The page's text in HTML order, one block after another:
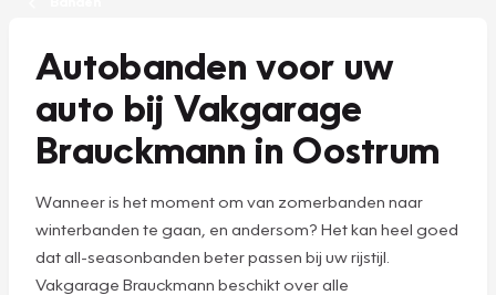
Autobanden voor uw
auto bij Vakgarage
Brauckmann in Oostrum
Wanneer is het moment om van zomerbanden naar
winterbanden te gaan, en andersom? Het kan heel goed
dat all-seasonbanden beter passen bij uw rijstijl.
Vakgarage Brauckmann beschikt over alle